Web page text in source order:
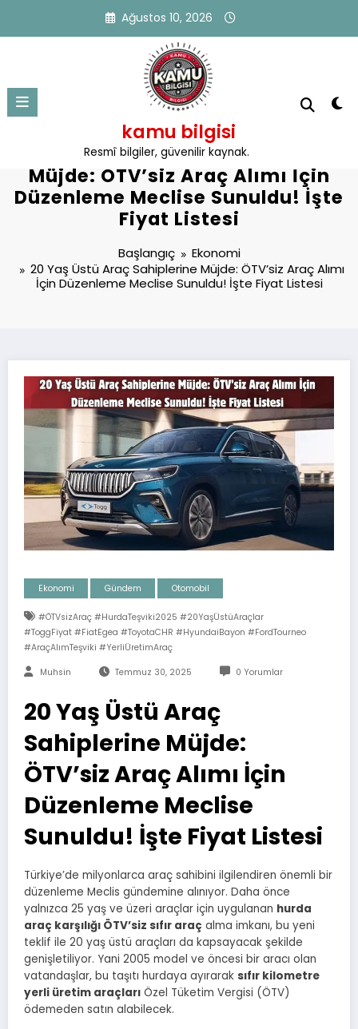
Ağustos 10, 2026
kamu bilgisi
Resmî bilgiler, güvenilir kaynak.
20 Yaş Üstü Araç Sahiplerine
Müjde: ÖTV’siz Araç Alımı İçin
Düzenleme Meclise Sunuldu! İşte
Fiyat Listesi
Başlangıç
Ekonomi
20 Yaş Üstü Araç Sahiplerine Müjde: ÖTV’siz Araç Alımı
İçin Düzenleme Meclise Sunuldu! İşte Fiyat Listesi
Ekonomi Gündem Otomobil
#ÖTVsizAraç #HurdaTeşviki2025 #20YaşÜstüAraçlar
#ToggFiyat #FiatEgea #ToyotaCHR #HyundaiBayon #FordTourneo
#AraçAlımTeşviki #YerliÜretimAraç
Muhsin Temmuz 30, 2025 0 Yorumlar
20 Yaş Üstü Araç
Sahiplerine Müjde:
ÖTV’siz Araç Alımı İçin
Düzenleme Meclise
Sunuldu! İşte Fiyat Listesi
Türkiye’de milyonlarca araç sahibini ilgilendiren önemli bir
düzenleme Meclis gündemine alınıyor. Daha önce
yalnızca 25 yaş ve üzeri araçlar için uygulanan hurda
araç karşılığı ÖTV’siz sıfır araç alma imkanı, bu yeni
teklif ile 20 yaş üstü araçları da kapsayacak şekilde
genişletiliyor. Yani 2005 model ve öncesi bir aracı olan
vatandaşlar, bu taşıtı hurdaya ayırarak sıfır kilometre
yerli üretim araçları Özel Tüketim Vergisi (ÖTV)
ödemeden satın alabilecek.